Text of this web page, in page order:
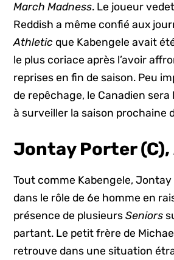
March Madness. Le joueur
Reddish a même confié aux
Athleticque Kabengele avait
le plus coriace après l’avoir
reprises en fin de saison. Peu
de repêchage, le Canadien sera
à surveiller la saison prochaine
Jontay Porter (C),
Tout comme Kabengele,
dans le rôle de 6e homme en
présence de plusieursSeniors
partant. Le petit frère de
retrouve dans une situation